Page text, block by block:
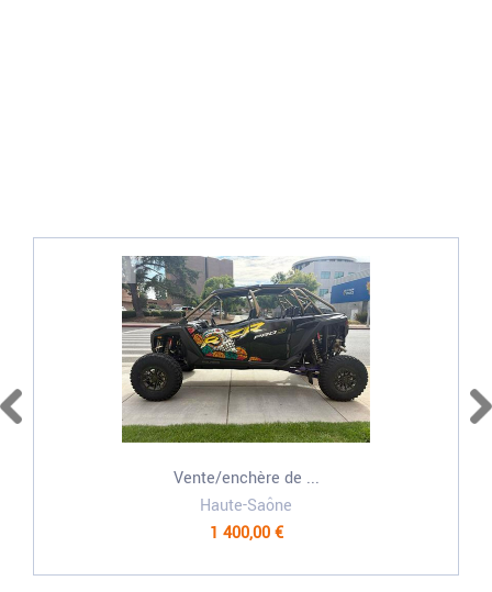
Vente/enchère de ...
Haute-Saône
1 400,00 €